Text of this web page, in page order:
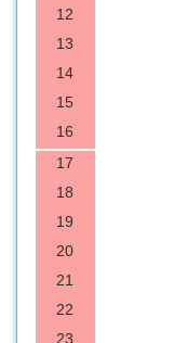
12
13
14
15
16
17
18
19
20
21
22
23